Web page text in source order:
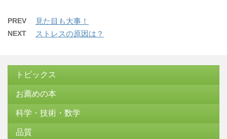
PREV 見た目も大事！
NEXT ストレスの原因は？
トピックス
お薦めの本
科学・技術・数学
品質